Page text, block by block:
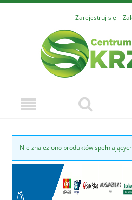
Zarejestruj się
Nie znaleziono produktów